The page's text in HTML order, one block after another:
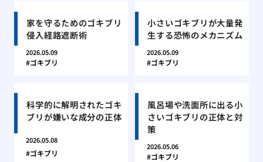
家を守るためのゴキブリ
侵入経路遮断術
2026.05.09
ゴキブリ
小さいゴキブリが大量発
生する恐怖のメカニズム
2026.05.09
ゴキブリ
科学的に解明されたゴキ
ブリが嫌いな成分の正体
2026.05.08
ゴキブリ
風呂場や洗面所に出る小
さいゴキブリの正体と対
策
2026.05.06
ゴキブリ